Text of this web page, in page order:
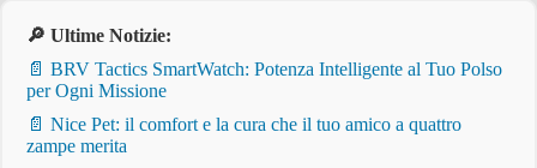
🔎 Ultime Notizie:
📄 BRV Tactics SmartWatch: Potenza Intelligente al Tuo Polso
per Ogni Missione
📄 Nice Pet: il comfort e la cura che il tuo amico a quattro
zampe merita